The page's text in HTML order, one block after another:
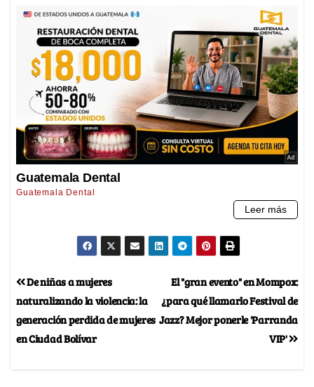
El "gran evento" en Mompox:
¿para qué llamarlo Festival de
Jazz? Mejor ponerle 'Parranda
VIP'
De niñas a mujeres
naturalizando la violencia: la
generación perdida de mujeres
en Ciudad Bolívar